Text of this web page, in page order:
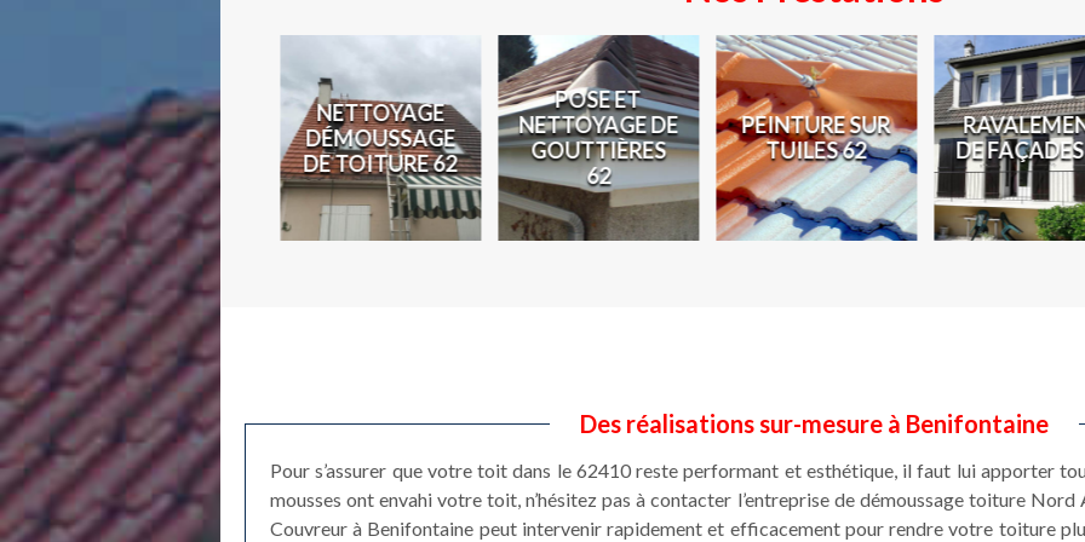
COUVREUR 62
NETTOYAGE
DÉMOUSSAGE
DE TOITURE 62
POSE ET
NETTOYAGE DE
GOUTTIÈRES
62
PEINTURE SUR
TUILES 62
DE
Des réalisations sur-mesure à Benifontaine
Pour s’assurer que votre toit dans le 62410 reste performant et esthétique, il faut lui apporter
mousses ont envahi votre toit, n’hésitez pas à contacter l’entreprise de démoussage toiture
Couvreur à Benifontaine peut intervenir rapidement et efficacement pour rendre votre toiture